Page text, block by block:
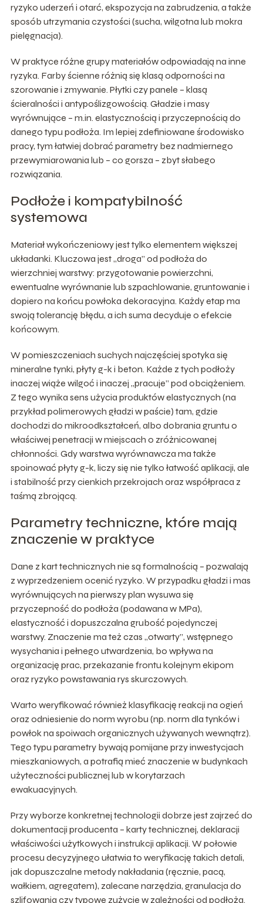
ryzyko uderzeń i otarć, ekspozycja na zabrudzenia, a także
sposób utrzymania czystości (sucha, wilgotna lub mokra
pielęgnacja).
W praktyce różne grupy materiałów odpowiadają na inne
ryzyka. Farby ścienne różnią się klasą odporności na
szorowanie i zmywanie. Płytki czy panele – klasą
ścieralności i antypoślizgowością. Gładzie i masy
wyrównujące – m.in. elastycznością i przyczepnością do
danego typu podłoża. Im lepiej zdefiniowane środowisko
pracy, tym łatwiej dobrać parametry bez nadmiernego
przewymiarowania lub – co gorsza – zbyt słabego
rozwiązania.
Podłoże i kompatybilność
systemowa
Materiał wykończeniowy jest tylko elementem większej
układanki. Kluczowa jest „droga” od podłoża do
wierzchniej warstwy: przygotowanie powierzchni,
ewentualne wyrównanie lub szpachlowanie, gruntowanie i
dopiero na końcu powłoka dekoracyjna. Każdy etap ma
swoją tolerancję błędu, a ich suma decyduje o efekcie
końcowym.
W pomieszczeniach suchych najczęściej spotyka się
mineralne tynki, płyty g-k i beton. Każde z tych podłoży
inaczej wiąże wilgoć i inaczej „pracuje” pod obciążeniem.
Z tego wynika sens użycia produktów elastycznych (na
przykład polimerowych gładzi w paście) tam, gdzie
dochodzi do mikroodkształceń, albo dobrania gruntu o
właściwej penetracji w miejscach o zróżnicowanej
chłonności. Gdy warstwa wyrównawcza ma także
spoinować płyty g-k, liczy się nie tylko łatwość aplikacji, ale
i stabilność przy cienkich przekrojach oraz współpraca z
taśmą zbrojącą.
Parametry techniczne, które mają
znaczenie w praktyce
Dane z kart technicznych nie są formalnością – pozwalają
z wyprzedzeniem ocenić ryzyko. W przypadku gładzi i mas
wyrównujących na pierwszy plan wysuwa się
przyczepność do podłoża (podawana w MPa),
elastyczność i dopuszczalna grubość pojedynczej
warstwy. Znaczenie ma też czas „otwarty”, wstępnego
wysychania i pełnego utwardzenia, bo wpływa na
organizację prac, przekazanie frontu kolejnym ekipom
oraz ryzyko powstawania rys skurczowych.
Warto weryfikować również klasyfikację reakcji na ogień
oraz odniesienie do norm wyrobu (np. norm dla tynków i
powłok na spoiwach organicznych używanych wewnątrz).
Tego typu parametry bywają pomijane przy inwestycjach
mieszkaniowych, a potrafią mieć znaczenie w budynkach
użyteczności publicznej lub w korytarzach
ewakuacyjnych.
Przy wyborze konkretnej technologii dobrze jest zajrzeć do
dokumentacji producenta – karty technicznej, deklaracji
właściwości użytkowych i instrukcji aplikacji. W połowie
procesu decyzyjnego ułatwia to weryfikację takich detali,
jak dopuszczalne metody nakładania (ręcznie, pacą,
wałkiem, agregatem), zalecane narzędzia, granulacja do
szlifowania czy typowe zużycie w zależności od podłoża.